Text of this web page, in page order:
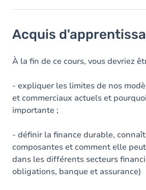
Objectifs
Acquis
À la fin de ce cours, vous devriez
- expliquer les limites de nos
et commerciaux actuels et
importante ;
- définir la finance durable,
composantes et comment elle
dans les différents secteurs
obligations, banque et assurance)